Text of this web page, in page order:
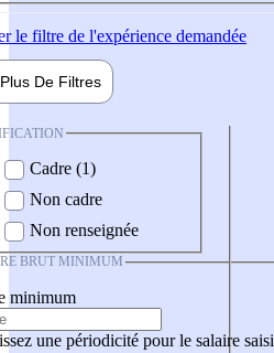
le filtre de l'expérience demandée
Plus De Filtres
Cadre (1)
Non cadre
Non renseignée
BRUT MINIMUM
minimum
une périodicité pour le salaire saisi